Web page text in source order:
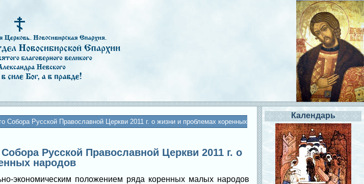
Собора Русской Православной Церкви 2011 г. о жизни и проблемах коренных
Русской Православной Церкви 2011 г. о
народов
экономическим положением ряда коренных малых народов
Календарь